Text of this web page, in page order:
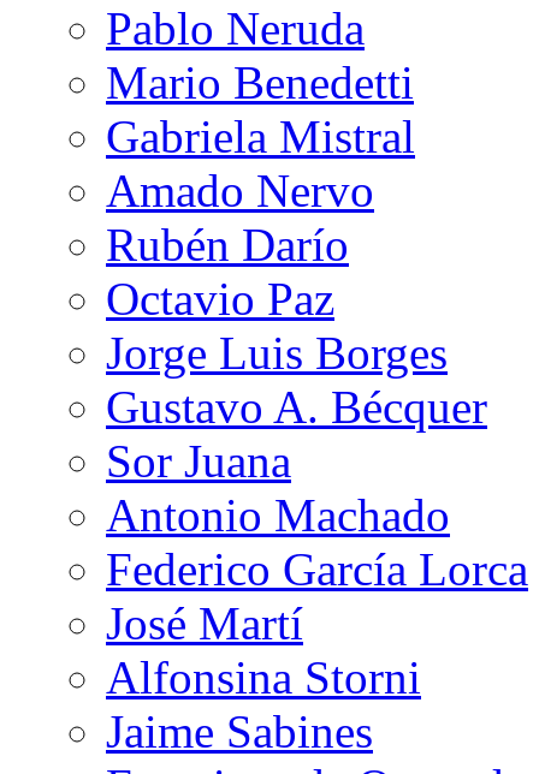
Pablo Neruda
Mario Benedetti
Gabriela Mistral
Amado Nervo
Rubén Darío
Octavio Paz
Jorge Luis Borges
Gustavo A. Bécquer
Sor Juana
Antonio Machado
Federico García Lorca
José Martí
Alfonsina Storni
Jaime Sabines